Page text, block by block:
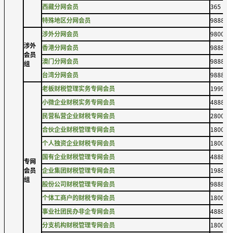
西藏分网会员
365
特殊地区分网会员
9888
涉外
会员
组
涉外分网会员
9800
香港分网会员
9888
澳门分网会员
9888
台湾分网会员
9888
专网
会员
组
老板财税管理实务专网会员
1999
小微企业财税实务专网会员
4888
民营私营企业财税专网会员
2800
合伙企业财税管理专网会员
1800
个人独资企业财税专网会员
1800
国有企业财税管理专网会员
4888
企业集团财税管理专网会员
股份公司财税管理专网会员
9888
个体工商户的财税专网会员
1800
事业社团民办非企专网会员
4888
分支机构财税管理专网会员
1800